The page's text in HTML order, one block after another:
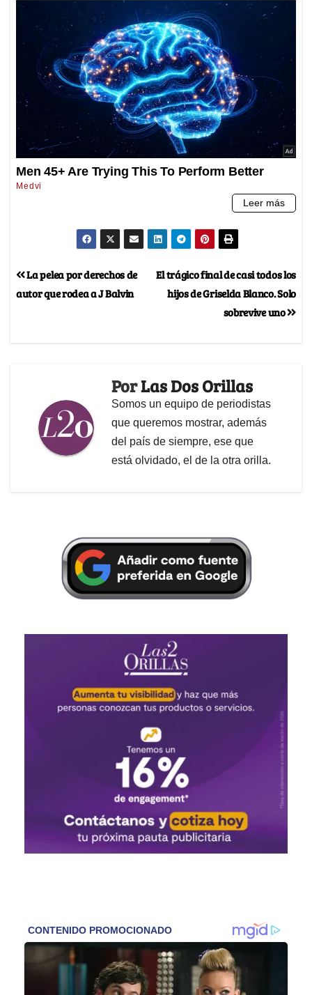
El trágico final de casi todos los
hijos de Griselda Blanco. Solo
sobrevive uno
La pelea por derechos de
autor que rodea a J Balvin
PorLas Dos Orillas
Somos un equipo de periodistas
que queremos mostrar, además
del país de siempre, ese que
está olvidado, el de la otra orilla.